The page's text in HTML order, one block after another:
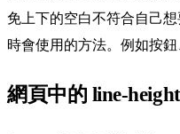
免上下的空白不符合自己
時會使用的方法。例如按鈕
網頁中的 line-